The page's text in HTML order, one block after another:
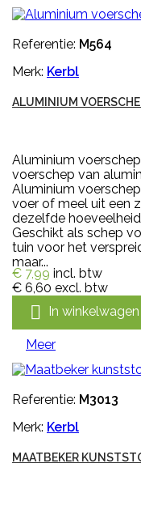
Referentie: M564
Merk: Kerbl
ALUMINIUM
Aluminium
voerschep van
Aluminium
voer of meel uit een
dezelfde
Geschikt als schep
tuin voor het
maar...
€ 7,99 incl. btw
€ 6,60 excl. btw
 In winkelwagen
Meer
Referentie: M3013
Merk: Kerbl
MAATBEKER